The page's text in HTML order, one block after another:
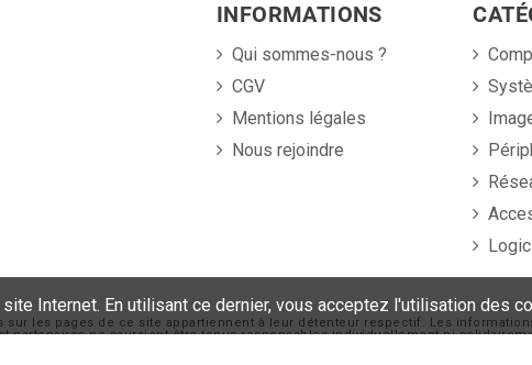
INFORMATIONS
Qui sommes-nous ?
CGV
Mentions légales
Nous rejoindre
sur les pages de ce site appartiennent à leur détenteur respectif. Les
partenaires ne sauraient être tenus responsables individuellement ni
Internet. En utilisant ce dernier, vous acceptez l'utilisation des